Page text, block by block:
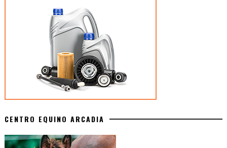
CENTRO EQUINO ARCADIA